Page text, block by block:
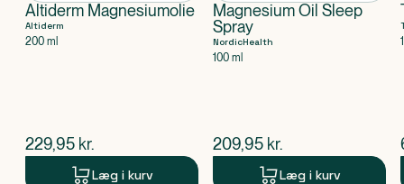
Altiderm Magnesiumolie
Altiderm
200 ml
$nuværende pris
229,95 kr.
Læg i kurv
Magnesium Oil Sleep
Spray
NordicHealth
100 ml
$nuværende pris
209,95 kr.
Læg i kurv